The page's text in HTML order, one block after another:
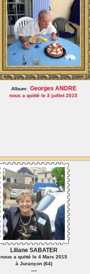
Album: Georges ANDRE
nous a quitté le 3 juillet 2015
Liliane SABATER
nous a quitté le 4 Mars 2015
à Jurançon (64)
----